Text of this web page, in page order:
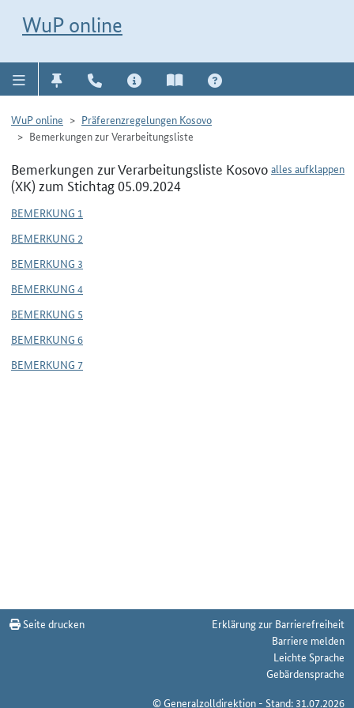
WuP online
WuP online
Präferenzregelungen Kosovo
Bemerkungen zur Verarbeitungsliste
alles aufklappen
Bemerkungen zur Verarbeitungsliste Kosovo
(XK) zum Stichtag 05.09.2024
BEMERKUNG 1
BEMERKUNG 2
BEMERKUNG 3
BEMERKUNG 4
BEMERKUNG 5
BEMERKUNG 6
BEMERKUNG 7
Seite drucken
Erklärung zur Barrierefreiheit
Barriere melden
Leichte Sprache
Gebärdensprache
© Generalzolldirektion - Stand: 31.07.2026